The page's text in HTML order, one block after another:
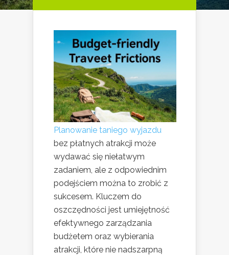
Planowanie taniego wyjazdu
bez płatnych atrakcji może
wydawać się niełatwym
zadaniem, ale z odpowiednim
podejściem można to zrobić z
sukcesem. Kluczem do
oszczędności jest umiejętność
efektywnego zarządzania
budżetem oraz wybierania
atrakcji, które nie nadszarpną